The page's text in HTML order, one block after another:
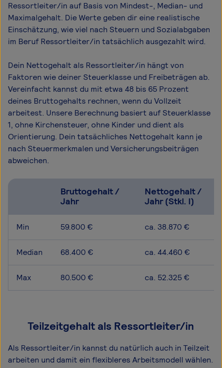
Ressortleiter/in auf Basis von Mindest-, Median- und
Maximal­gehalt. Die Werte geben dir eine realistische
Einschätzung, wie viel nach Steuern und Sozialabgaben
im Beruf Ressortleiter/in tatsächlich ausgezahlt wird.
Dein Nettogehalt als Ressortleiter/in hängt von
Faktoren wie deiner Steuerklasse und Freibeträgen ab.
Vereinfacht kannst du mit etwa 48 bis 65 Prozent
deines Bruttogehalts rechnen, wenn du Vollzeit
arbeitest. Unsere Berechnung basiert auf Steuerklasse
1, ohne Kirchensteuer, ohne Kinder und dient als
Orientierung. Dein tatsächliches Nettogehalt kann je
nach Steuermerkmalen und Versicherungsbeiträgen
abweichen.
Bruttogehalt /
Jahr
Nettogehalt /
Jahr (Stkl. I)
Min 59.800 € ca. 38.870 €
Median 68.400 € ca. 44.460 €
Max 80.500 € ca. 52.325 €
Teilzeitgehalt als Ressortleiter/in
Als Ressortleiter/in kannst du natürlich auch in Teilzeit
arbeiten und damit ein flexibleres Arbeitsmodell wählen.